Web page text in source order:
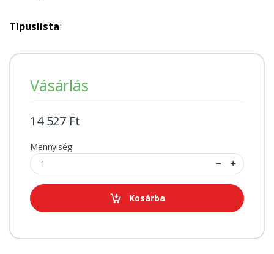
Típuslista:
Vásárlás
14 527 Ft
Mennyiség
Kosárba